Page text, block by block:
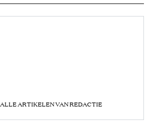
ALLE ARTIKELEN VAN REDACTIE